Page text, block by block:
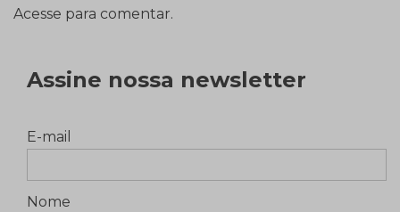
Acesse para comentar.
Assine nossa newsletter
E-mail
Nome